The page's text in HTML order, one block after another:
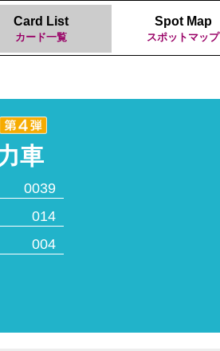
Card List
カード一覧
Spot Map
スポットマップ
車
0039
014
004